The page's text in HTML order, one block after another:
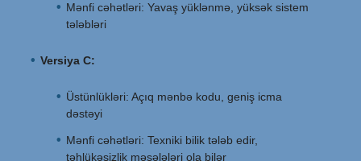
Mənfi cəhətləri: Yavaş yüklənmə, yüksək sistem
tələbləri
Versiya C:
Üstünlükləri: Açıq mənbə kodu, geniş icma
dəstəyi
Mənfi cəhətləri: Texniki bilik tələb edir,
təhlükəsizlik məsələləri ola bilər